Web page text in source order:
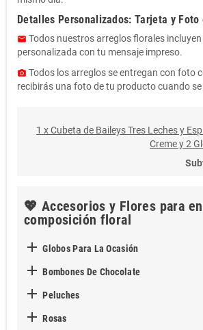
Detalles Personalizados: Tarjeta y
email Todos nuestros arreglos florales
personalizada con tu mensaje impreso.
photo_camera Todos los arreglos se entregan con foto
recibirás una foto de tu producto cuando se
1 x Cubeta de Baileys Tres Leches y
Creme y 2
💖 Accesorios y Flores para
composición floral
 Globos Para La Ocasión
 Bombones De Chocolate
 Peluches
 Rosas